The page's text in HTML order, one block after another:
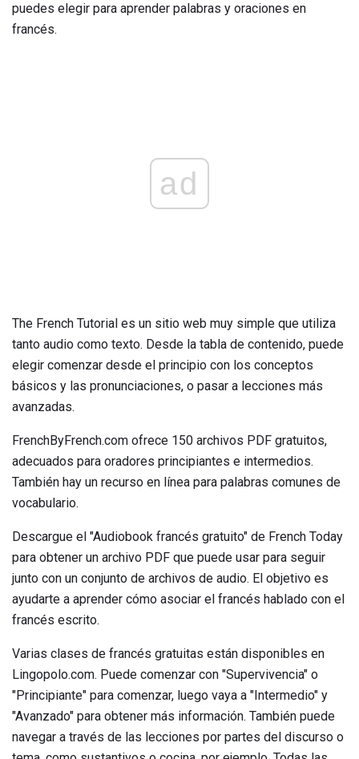
puedes elegir para aprender palabras y oraciones en
francés.
ad
The French Tutorial es un sitio web muy simple que utiliza
tanto audio como texto. Desde la tabla de contenido, puede
elegir comenzar desde el principio con los conceptos
básicos y las pronunciaciones, o pasar a lecciones más
avanzadas.
FrenchByFrench.com ofrece 150 archivos PDF gratuitos,
adecuados para oradores principiantes e intermedios.
También hay un recurso en línea para palabras comunes de
vocabulario.
Descargue el "Audiobook francés gratuito" de French Today
para obtener un archivo PDF que puede usar para seguir
junto con un conjunto de archivos de audio. El objetivo es
ayudarte a aprender cómo asociar el francés hablado con el
francés escrito.
Varias clases de francés gratuitas están disponibles en
Lingopolo.com. Puede comenzar con "Supervivencia" o
"Principiante" para comenzar, luego vaya a "Intermedio" y
"Avanzado" para obtener más información. También puede
navegar a través de las lecciones por partes del discurso o